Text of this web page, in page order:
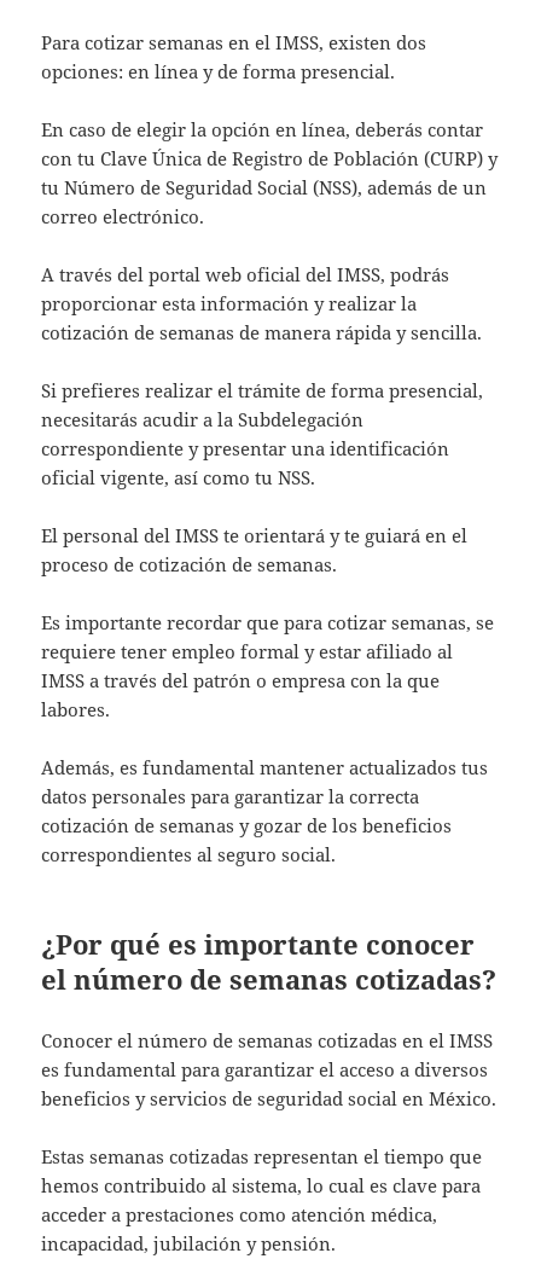
Para cotizar semanas en el IMSS, existen dos
opciones: en línea y de forma presencial.
En caso de elegir la opción en línea, deberás contar
con tu Clave Única de Registro de Población (CURP) y
tu Número de Seguridad Social (NSS), además de un
correo electrónico.
A través del portal web oficial del IMSS, podrás
proporcionar esta información y realizar la
cotización de semanas de manera rápida y sencilla.
Si prefieres realizar el trámite de forma presencial,
necesitarás acudir a la Subdelegación
correspondiente y presentar una identificación
oficial vigente, así como tu NSS.
El personal del IMSS te orientará y te guiará en el
proceso de cotización de semanas.
Es importante recordar que para cotizar semanas, se
requiere tener empleo formal y estar afiliado al
IMSS a través del patrón o empresa con la que
labores.
Además, es fundamental mantener actualizados tus
datos personales para garantizar la correcta
cotización de semanas y gozar de los beneficios
correspondientes al seguro social.
¿Por qué es importante conocer
el número de semanas cotizadas?
Conocer el número de semanas cotizadas en el IMSS
es fundamental para garantizar el acceso a diversos
beneficios y servicios de seguridad social en México.
Estas semanas cotizadas representan el tiempo que
hemos contribuido al sistema, lo cual es clave para
acceder a prestaciones como atención médica,
incapacidad, jubilación y pensión.